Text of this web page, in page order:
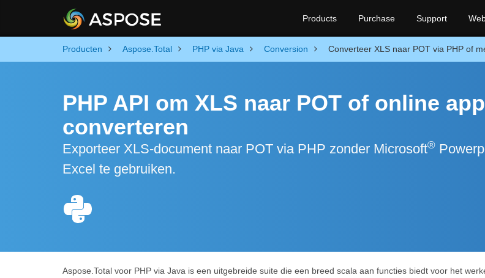
Products Purchase Support
Producten Aspose.Total PHP via Java Conversion Converteer XLS naar POT via PHP of
PHP API om XLS naar POT of online
converteren
Exporteer XLS-document naar POT via PHP zonder Microsoft®
Excel te gebruiken.
Aspose.Total voor PHP via Java is een uitgebreide suite die een breed scala aan functies biedt voor het